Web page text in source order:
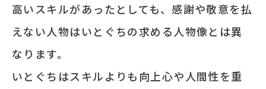
高いスキルがあったとしても、感謝や敬意を払
えない人物はいとぐちの求める人物像とは異
なります。
いとぐちはスキルよりも向上心や人間性を重